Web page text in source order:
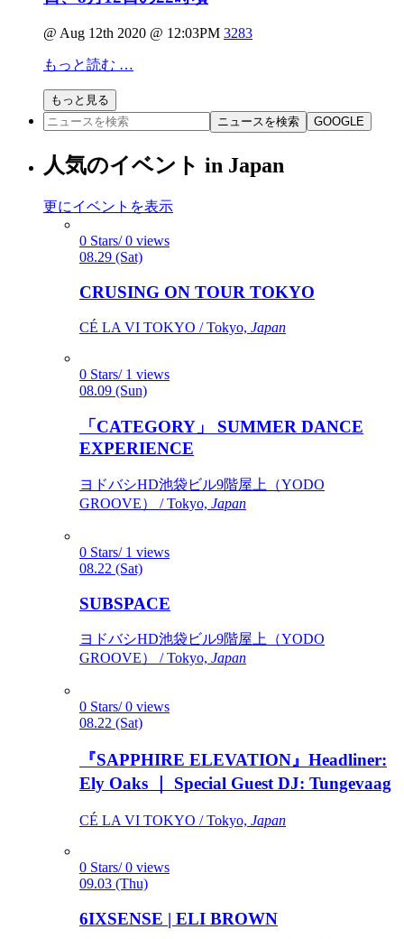
@ Aug 12th 2020 @ 12:03PM 3283
もっと読む …
もっと見る
ニュースを検索
GOOGLE
人気のイベント in Japan
更にイベントを表示
0 Stars/ 0 views
08.29 (Sat)
CRUSING ON TOUR TOKYO
CÉ LA VI TOKYO / Tokyo, Japan
0 Stars/ 1 views
08.09 (Sun)
「CATEGORY」 SUMMER DANCE
EXPERIENCE
ヨドバシHD池袋ビル9階屋上（YODO
GROOVE） / Tokyo, Japan
0 Stars/ 1 views
08.22 (Sat)
SUBSPACE
ヨドバシHD池袋ビル9階屋上（YODO
GROOVE） / Tokyo, Japan
0 Stars/ 0 views
08.22 (Sat)
『SAPPHIRE ELEVATION』Headliner:
Ely Oaks ｜ Special Guest DJ: Tungevaag
CÉ LA VI TOKYO / Tokyo, Japan
0 Stars/ 0 views
09.03 (Thu)
6IXSENSE | ELI BROWN